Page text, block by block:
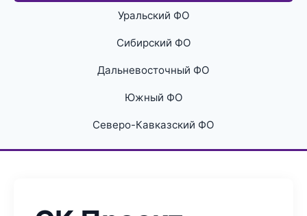
Уральский ФО
Сибирский ФО
Дальневосточный ФО
Южный ФО
Северо-Кавказский ФО